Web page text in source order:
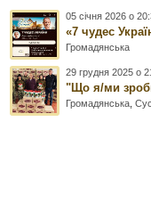
05 січня 2026 о
«7 чудес
Громадянська
29 грудня 2025 о
"Що я/ми
Громадянська ,